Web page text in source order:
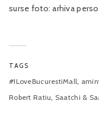
surse foto: arhiva
TAGS
#ILoveBucurestiMall,
Robert Ratiu, Saatchi &